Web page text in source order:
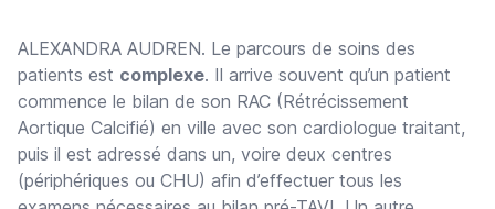
ALEXANDRA AUDREN. Le parcours de soins des
patients est complexe. Il arrive souvent qu’un patient
commence le bilan de son RAC (Rétrécissement
Aortique Calcifié) en ville avec son cardiologue traitant,
puis il est adressé dans un, voire deux centres
(périphériques ou CHU) afin d’effectuer tous les